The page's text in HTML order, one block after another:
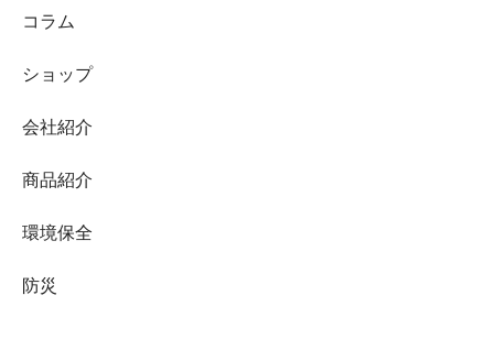
コラム
ショップ
会社紹介
商品紹介
環境保全
防災